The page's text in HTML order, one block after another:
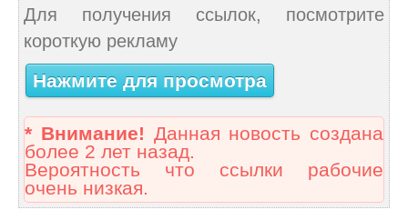
Для получения ссылок, посмотрите
короткую рекламу
Нажмите для просмотра
* Внимание! Данная новость создана
более 2 лет назад.
Вероятность что ссылки рабочие
очень низкая.